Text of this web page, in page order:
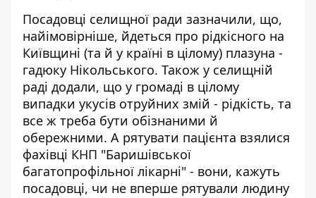
Посадовці селищної ради зазначили, що,
найімовірніше, йдеться про рідкісного на
Київщині (та й у країні в цілому) плазуна -
гадюку Нікольського. Також у селищній
раді додали, що у громаді в цілому
випадки укусів отруйних змій - рідкість, та
все ж треба бути обізнаними й
обережними. А рятувати пацієнта взялися
фахівці КНП "Баришівської
багатопрофільної лікарні" - вони, кажуть
посадовці, чи не вперше рятували людину